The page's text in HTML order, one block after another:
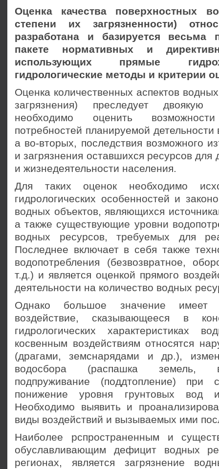
Оценка качества поверхностных
степени их загрязненности)
разработана и базируется весьма
пакете нормативных и
использующих прямые
гидрологические методы и критерии
Оценка количественных аспектов
загрязнения) преследует двоякую
необходимо оценить возможности
потребностей планируемой
а во-вторых, последствия возможного
и загрязнения оставшихся ресурсов для
и жизнедеятельности населения.
Для таких оценок необходимо
гидрологических особенностей и
водных объектов, являющихся
а также существующие уровни
водных ресурсов, требуемых для
Последнее включает в себя также
водопотребления (безвозвратное,
т.д.) и является оценкой прямого
деятельности на количество водных
Однако большое значение имеет
воздействие, сказывающееся в
гидрологических характеристиках
косвенным воздействиям относятся
(драгами, земснарядами и др.),
водосбора (распашка земель,
подпруживание (поддтопление) при
понижение уровня грунтовых вод
Необходимо выявить и
виды воздействий и вызываемых ими
Наиболее рспространенным и
обуславливающим дефицит водных
регионах, является загрязнение